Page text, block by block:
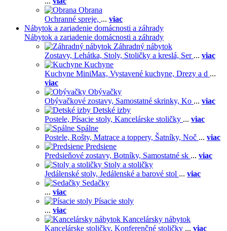
Obrana
Ochranné spreje, ... viac
Nábytok a zariadenie domácnosti a záhrady
Nábytok a zariadenie domácnosti a záhrady
Záhradný nábytok
Zostavy, Lehátka, Stoly, Stoličky a kreslá, Ser ... viac
Kuchyne
Kuchyne MiniMax, Vystavené kuchyne, Drezy a d ...
viac
Obývačky
Obývačkové zostavy, Samostatné skrinky, Ko ... viac
Detské izby
Postele, Písacie stoly, Kancelárske stoličky ... viac
Spálne
Postele, Rošty, Matrace a toppery, Šatníky, Noč ... viac
Predsiene
Predsieňové zostavy, Botníky, Samostatné sk ... viac
Stoly a stoličky
Jedálenské stoly, Jedálenské a barové stol ... viac
Sedačky
... viac
Písacie stoly
... viac
Kancelársky nábytok
Kancelárske stoličky, Konferenčné stoličky ... viac